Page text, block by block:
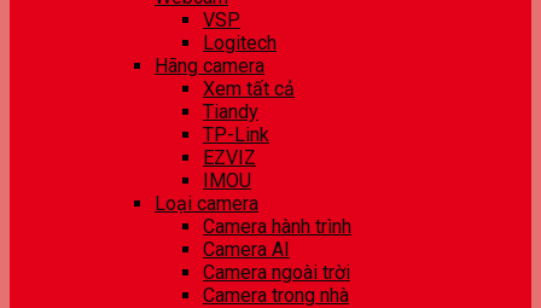
VSP
Logitech
Hãng camera
Xem tất cả
Tiandy
TP-Link
EZVIZ
IMOU
Loại camera
Camera hành trình
Camera AI
Camera ngoài trời
Camera trong nhà